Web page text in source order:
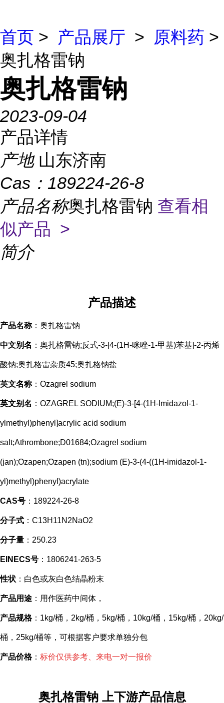
首页 > 产品展厅 > 原料药 >
奥扎格雷钠
奥扎格雷钠
2023-09-04
产品详情
产地 山东济南
Cas： 189224-26-8
产品名称奥扎格雷钠 查看相
似产品 >
简介
产品描述
产品名称：奥扎格雷钠
中文别名 ：奥扎格雷钠;反式-3-[4-(1H-咪唑-1-甲基)苯基]-2-丙烯
酸钠;奥扎格雷杂质45;奥扎格钠盐
英文名称：Ozagrel sodium
英文别名 ：OZAGREL SODIUM;(E)-3-[4-(1H-Imidazol-1-
ylmethyl)phenyl]acrylic acid sodium
salt;Athrombone;D01684;Ozagrel sodium
(jan);Ozapen;Ozapen (tn);sodium (E)-3-(4-((1H-imidazol-1-
yl)methyl)phenyl)acrylate
CAS号 ：189224-26-8
分子式 ：C13H11N2NaO2
分子量 ：250.23
EINECS号 ：1806241-263-5
性状 ：白色或灰白色结晶粉末
产品用途 ：用作医药中间体，
产品规格：1kg/桶，2kg/桶，5kg/桶，10kg/桶，15kg/桶，20kg/
桶，25kg/桶等，可根据客户要求单独分包
产品价格： 标价仅供参考、来电一对一报价
奥扎格雷钠 上下游产品信息